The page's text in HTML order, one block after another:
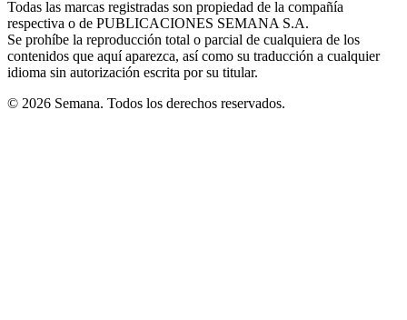
new
window
Todas las marcas registradas son propiedad de la compañía
respectiva o de PUBLICACIONES SEMANA S.A.
Se prohíbe la reproducción total o parcial de cualquiera de los
contenidos que aquí aparezca, así como su traducción a cualquier
idioma sin autorización escrita por su titular.
© 2026 Semana. Todos los derechos reservados.